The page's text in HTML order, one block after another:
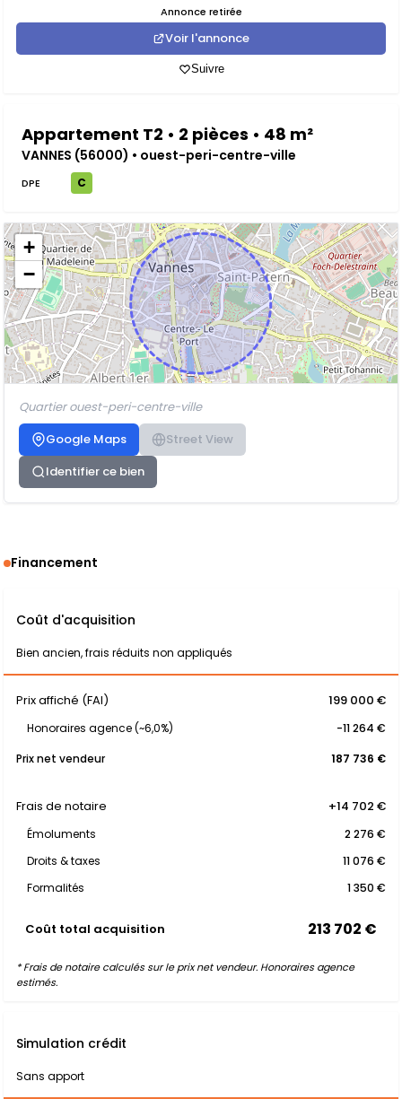
Annonce retirée
Voir l'annonce
Suivre
Appartement T2 • 2 pièces • 48 m²
VANNES (56000) • ouest-peri-centre-ville
DPE C
+
−
Quartier ouest-peri-centre-ville
Google Maps
Street View
Identifier ce bien
Financement
Coût d'acquisition
Bien ancien, frais réduits non appliqués
Prix affiché (FAI) 199 000 €
Honoraires agence (~6,0%)
-11 264 €
Prix net vendeur
187 736 €
Frais de notaire +14 702 €
Émoluments
2 276 €
Droits & taxes
11 076 €
Formalités
1 350 €
Coût total acquisition 213 702 €
* Frais de notaire calculés sur le prix net vendeur. Honoraires agence
estimés.
Simulation crédit
Sans apport